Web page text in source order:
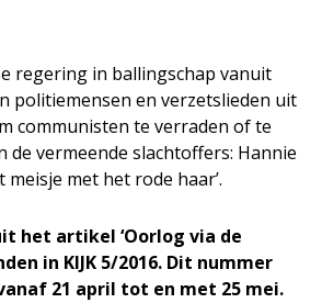
regering in ballingschap vanuit
politiemensen en verzetslieden uit
communisten te verraden of te
de vermeende slachtoffers: Hannie
meisje met het rode haar’.
het artikel ‘Oorlog via de
in KIJK 5/2016. Dit nummer
21 april tot en met 25 mei.